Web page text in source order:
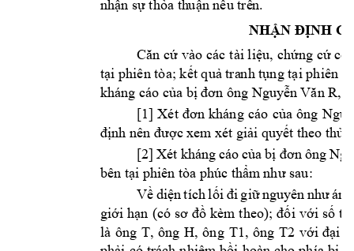
nhận sự thỏa thuận nêu trên.
NHẬN ĐỊNH
Căn cứ vào các tài liệu, chứng cứ có
tại phiên tòa; kết quả tranh tụng tại phiên
kháng cáo của bị đơn ông Nguyễn Văn R,
[1] Xét đơn kháng cáo của ông
định nên được xem xét giải quyết theo thủ
[2] Xét kháng cáo của bị đơn ông
bên tại phiên tòa phúc thẩm như sau:
Về diện tích lối đi giữ nguyên như án
giới hạn (có sơ đồ kèm theo); đối với số
là ông T, ông H, ông T1, ông T2 với đại